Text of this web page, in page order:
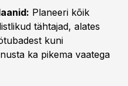
Planeeri kõik
tähtajad, alates
kuni
ka pikema vaatega